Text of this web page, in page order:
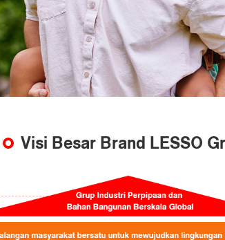
Visi Besar Brand LESSO